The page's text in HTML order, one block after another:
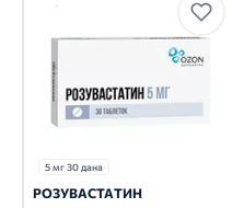
5 мг 30 дана
РОЗУВАСТАТИН